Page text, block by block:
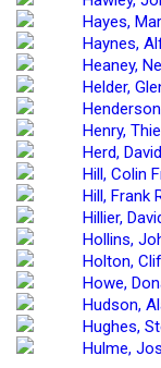
Hayes,
Haynes,
Heaney,
Helder,
Henry,
Herd,
Hill, Colin
Hill, Frank
Hillier,
Hollins,
Holton,
Howe,
Hudson,
Hughes,
Hulme,